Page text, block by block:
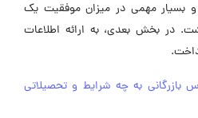
بسیار مهمی در میزان موفقیت یک
در بخش بعدی، به ارائه اطلاعات
بازرگانی به چه شرایط و تحصیلاتی